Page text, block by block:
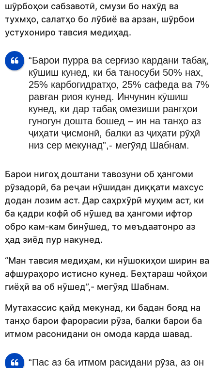
шӯрбоҳои сабзавотӣ, смузи бо нахӯд ва
тухмҳо, салатҳо бо лӯбиё ва арзан, шӯрбои
устухониро тавсия медиҳад.
“Барои пурра ва серғизо кардани табақ,
кӯшиш кунед, ки ба таносуби 50% нах,
25% карбогидратҳо, 25% сафеда ва 7%
равған риоя кунед. Инчунин кӯшиш
кунед, ки дар табақ омезиши рангҳои
гуногун дошта бошед – ин на танҳо аз
ҷиҳати ҷисмонӣ, балки аз ҷиҳати рӯҳӣ
низ сер мекунад”,- мегӯяд Шабнам.
Барои нигоҳ доштани тавозуни об ҳангоми
рӯзадорӣ, ба реҷаи нӯшидан диққати махсус
додан лозим аст. Дар саҳрхӯрӣ муҳим аст, ки
ба қадри кофӣ об нӯшед ва ҳангоми ифтор
обро кам-кам бинӯшед, то меъдаатонро аз
ҳад зиёд пур накунед.
“Ман тавсия медиҳам, ки нӯшокиҳои ширин ва
афшураҳоро истисно кунед. Беҳтараш чойҳои
гиёҳӣ ва об нӯшед”,- мегӯяд Шабнам.
Мутахассис қайд мекунад, ки бадан бояд на
танҳо барои фарорасии рӯза, балки барои ба
итмом расонидани он омода карда шавад.
“Пас аз ба итмом расидани рӯза, аз он